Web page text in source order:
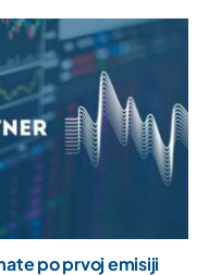
po prvoj emisiji